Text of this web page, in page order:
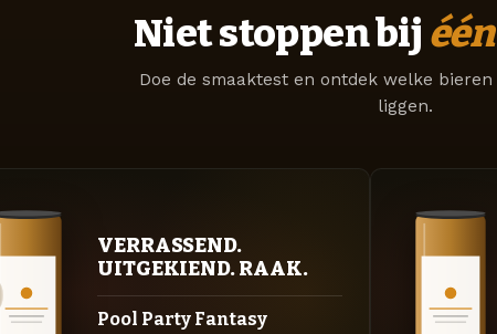
Niet stoppen bij één
Doe de smaaktest en ontdek welke
liggen.
VERRASSEND.
UITGEKIEND. RAAK.
Pool Party Fantasy